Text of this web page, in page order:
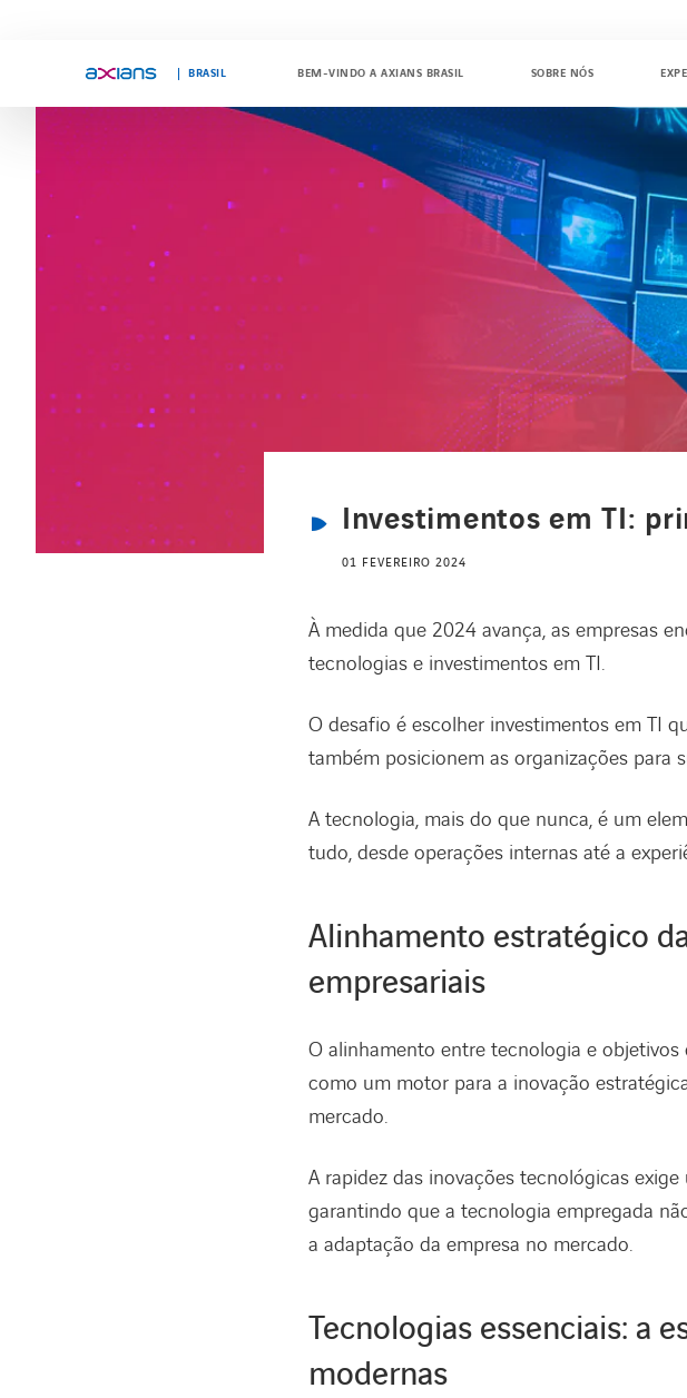
BRASIL BEM-VINDO A AXIANS BRASIL SOBRE NÓS
Investimentos em TI:
01 FEVEREIRO 2024
À medida que 2024 avança, as empresas
tecnologias e investimentos em TI.
O desafio é escolher investimentos em TI
também posicionem as organizações para
A tecnologia, mais do que nunca, é um
tudo, desde operações internas até a
Alinhamento estratégico
empresariais
O alinhamento entre tecnologia e
como um motor para a inovação
mercado.
A rapidez das inovações tecnológicas
garantindo que a tecnologia empregada
a adaptação da empresa no mercado.
Tecnologias essenciais: a
modernas